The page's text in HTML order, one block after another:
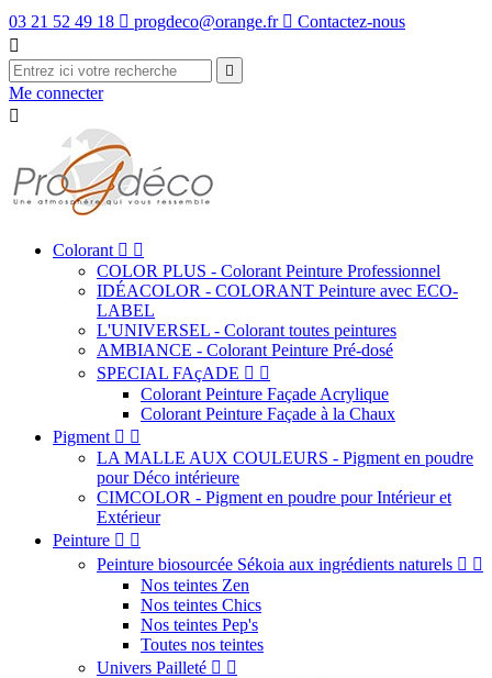
03 21 52 49 18  progdeco@orange.fr  Contactez-nous


Me connecter

Colorant  
COLOR PLUS - Colorant Peinture Professionnel
IDÉACOLOR - COLORANT Peinture avec ECO-
LABEL
L'UNIVERSEL - Colorant toutes peintures
AMBIANCE - Colorant Peinture Pré-dosé
SPECIAL FAçADE  
Colorant Peinture Façade Acrylique
Colorant Peinture Façade à la Chaux
Pigment  
LA MALLE AUX COULEURS - Pigment en poudre
pour Déco intérieure
CIMCOLOR - Pigment en poudre pour Intérieur et
Extérieur
Peinture  
Peinture biosourcée Sékoia aux ingrédients naturels  
Nos teintes Zen
Nos teintes Chics
Nos teintes Pep's
Toutes nos teintes
Univers Pailleté  